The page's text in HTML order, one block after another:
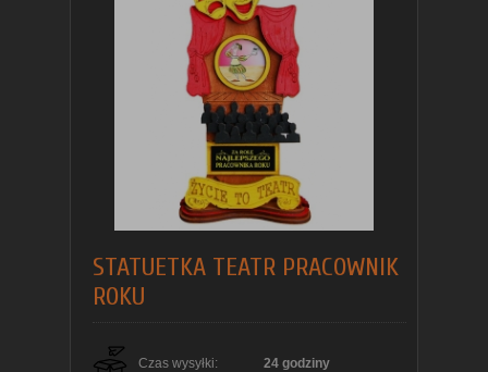
STATUETKA TEATR PRACOWNIK
ROKU
Czas wysyłki: 24 godziny